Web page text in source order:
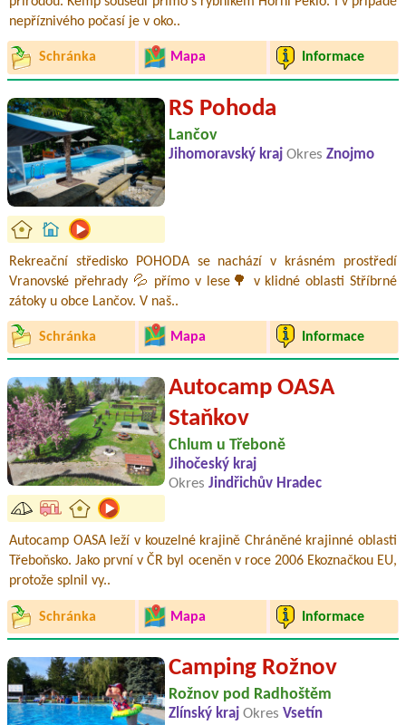
nepříznivého počasí je v oko..
Schránka Mapa Informace
RS Pohoda
Lančov
Jihomoravský kraj Okres Znojmo
Rekreační středisko POHODA se nachází v krásném prostředí
Vranovské přehrady 💦 přímo v lese🌳 v klidné oblasti Stříbrné
zátoky u obce Lančov. V naš..
Schránka Mapa Informace
Autocamp OASA
Staňkov
Chlum u Třeboně
Jihočeský kraj
Okres Jindřichův Hradec
Autocamp OASA leží v kouzelné krajině Chráněné krajinné oblasti
Třeboňsko. Jako první v ČR byl oceněn v roce 2006 Ekoznačkou EU,
protože splnil vy..
Schránka Mapa Informace
Camping Rožnov
Rožnov pod Radhoštěm
Zlínský kraj Okres Vsetín